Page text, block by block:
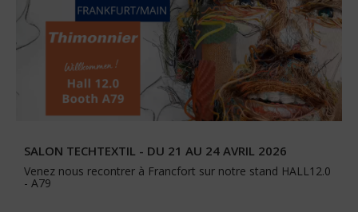
SALON TECHTEXTIL - DU 21 AU 24 AVRIL 2026
Venez nous recontrer à Francfort sur notre stand HALL12.0
- A79